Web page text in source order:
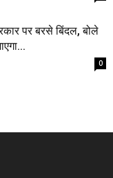
पर बरसे बिंदल, बोले
0